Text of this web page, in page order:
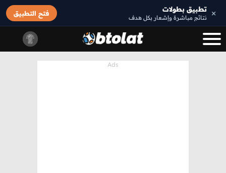
× تطبيق بطولات
نتائج مباشرة وإشعار بكل هدف
فتح التطبيق